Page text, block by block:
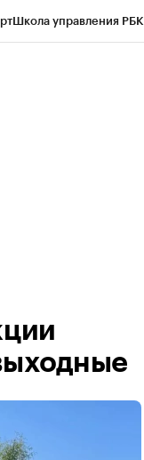
Школа управления РБК